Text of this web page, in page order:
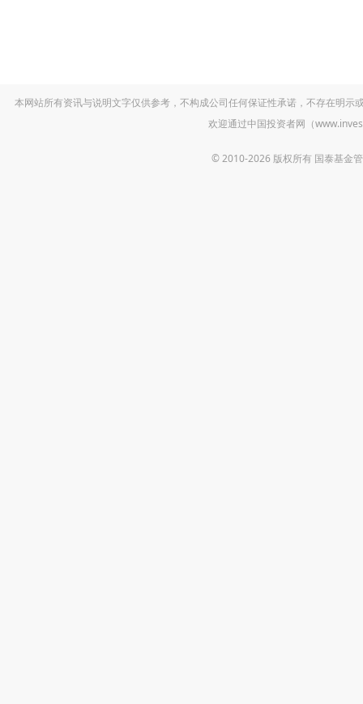
本网站所有资讯与说明文字仅供参考，不构成公司任何保证性承诺，不存在明
欢迎通过中国投资者网（
© 2010-2026 版权所有 国泰基金